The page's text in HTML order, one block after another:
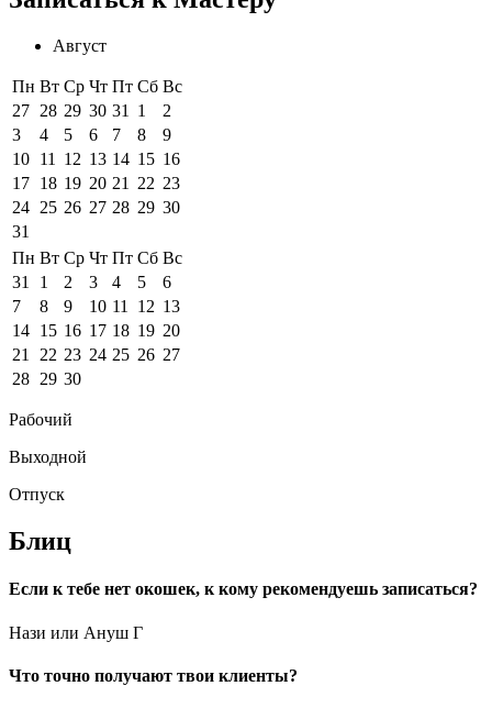
Август
Пн Вт Ср Чт Пт Сб Вс
27 28 29 30 31 1
2
3
4 5 6 7 8
9
10 11 12 13 14 15 16
17 18 19 20 21 22 23
24 25 26 27 28 29 30
31
Пн Вт Ср Чт Пт Сб Вс
31
1 2 3 4 5
6
7
8 9 10 11 12 13
14 15 16 17 18 19 20
21
22 23 24 25 26 27
28 29 30
Рабочий
Выходной
Отпуск
Блиц
Если к тебе нет окошек, к кому рекомендуешь записаться?
Нази или Ануш Г
Что точно получают твои клиенты?